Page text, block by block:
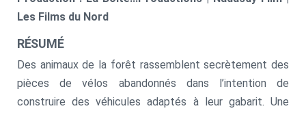
Les Films du Nord
RÉSUMÉ
Des animaux de la forêt rassemblent secrètement des
pièces de vélos abandonnés dans l’intention de
construire des véhicules adaptés à leur gabarit. Une